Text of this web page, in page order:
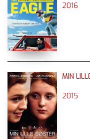
2016
MIN
2015